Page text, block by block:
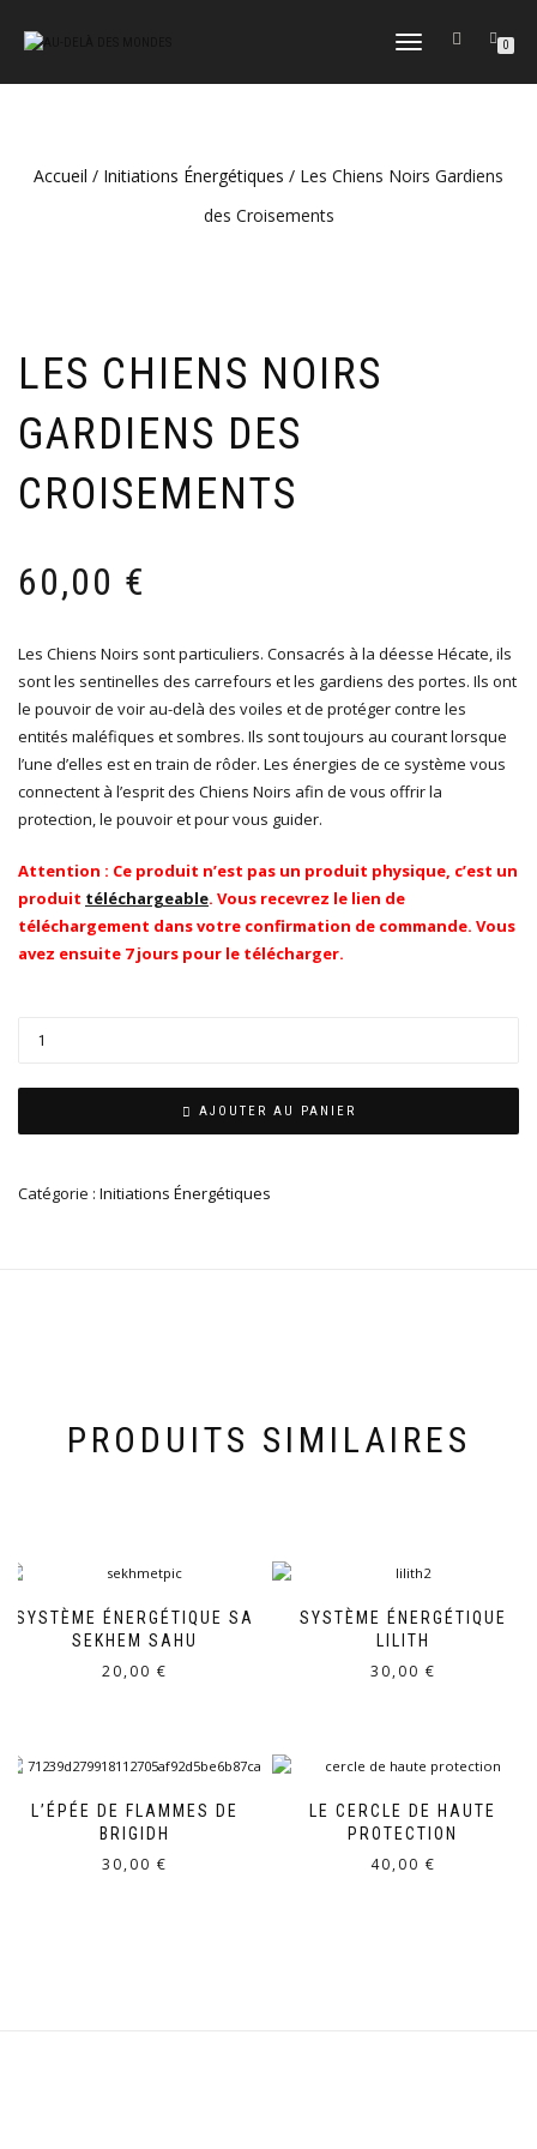
DÉPLIER
NAVIGATION
0
Accueil / Initiations Énergétiques / Les Chiens Noirs Gardiens
des Croisements
LES CHIENS NOIRS
GARDIENS DES
CROISEMENTS
60,00 €
Les Chiens Noirs sont particuliers. Consacrés à la déesse Hécate, ils
sont les sentinelles des carrefours et les gardiens des portes. Ils ont
le pouvoir de voir au-delà des voiles et de protéger contre les
entités maléfiques et sombres. Ils sont toujours au courant lorsque
l’une d’elles est en train de rôder. Les énergies de ce système vous
connectent à l’esprit des Chiens Noirs afin de vous offrir la
protection, le pouvoir et pour vous guider.
Attention : Ce produit n’est pas un produit physique, c’est un
produit téléchargeable. Vous recevrez le lien de
téléchargement dans votre confirmation de commande. Vous
avez ensuite 7 jours pour le télécharger.
AJOUTER AU PANIER
Catégorie : Initiations Énergétiques
PRODUITS SIMILAIRES
SYSTÈME ÉNERGÉTIQUE SA
SEKHEM SAHU
20,00 €
SYSTÈME ÉNERGÉTIQUE
LILITH
30,00 €
L’ÉPÉE DE FLAMMES DE
BRIGIDH
30,00 €
LE CERCLE DE HAUTE
PROTECTION
40,00 €